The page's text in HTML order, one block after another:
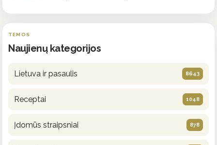
TEMOS
Naujienų kategorijos
Lietuva ir pasaulis 8643
Receptai 1048
Įdomūs straipsniai 878